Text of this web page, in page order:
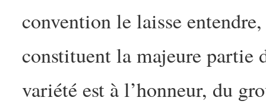
convention le laisse
constituent la majeure partie
variété est à l’honneur, du